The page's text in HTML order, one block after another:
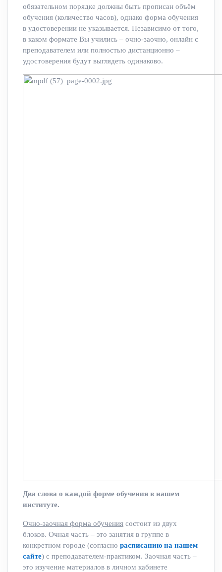
обязательном порядке должны быть прописан объём
обучения (количество часов), однако форма обучения
в удостоверении не указывается. Независимо от того,
в каком формате Вы учились – очно-заочно, онлайн с
преподавателем или полностью дистанционно –
удостоверения будут выглядеть одинаково.
Два слова о каждой форме обучения в нашем
институте.
Очно-заочная форма обучения состоит из двух
блоков. Очная часть – это занятия в группе в
конкретном городе (согласно расписанию на нашем
сайте) с преподавателем-практиком. Заочная часть –
это изучение материалов в личном кабинете